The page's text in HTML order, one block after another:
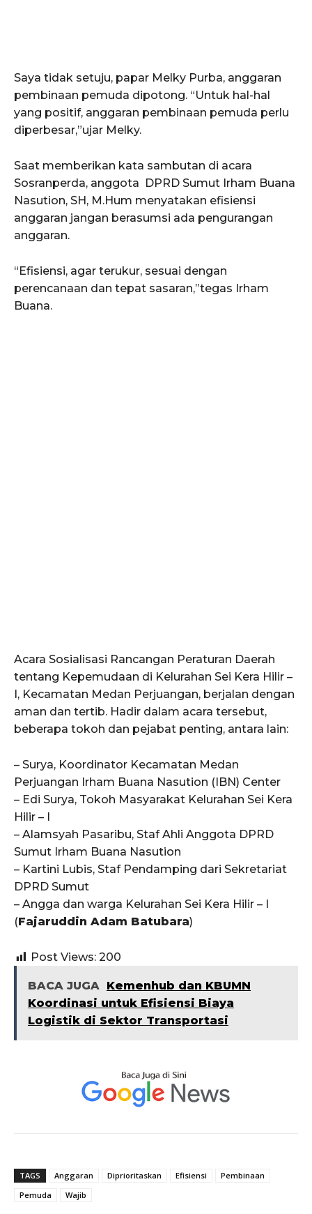
Saya tidak setuju, papar Melky Purba, anggaran
pembinaan pemuda dipotong. “Untuk hal-hal
yang positif, anggaran pembinaan pemuda perlu
diperbesar,”ujar Melky.
Saat memberikan kata sambutan di acara
Sosranperda, anggota DPRD Sumut Irham Buana
Nasution, SH, M.Hum menyatakan efisiensi
anggaran jangan berasumsi ada pengurangan
anggaran.
“Efisiensi, agar terukur, sesuai dengan
perencanaan dan tepat sasaran,”tegas Irham
Buana.
Acara Sosialisasi Rancangan Peraturan Daerah
tentang Kepemudaan di Kelurahan Sei Kera Hilir –
I, Kecamatan Medan Perjuangan, berjalan dengan
aman dan tertib. Hadir dalam acara tersebut,
beberapa tokoh dan pejabat penting, antara lain:
– Surya, Koordinator Kecamatan Medan
Perjuangan Irham Buana Nasution (IBN) Center
– Edi Surya, Tokoh Masyarakat Kelurahan Sei Kera
Hilir – I
– Alamsyah Pasaribu, Staf Ahli Anggota DPRD
Sumut Irham Buana Nasution
– Kartini Lubis, Staf Pendamping dari Sekretariat
DPRD Sumut
– Angga dan warga Kelurahan Sei Kera Hilir – I
(Fajaruddin Adam Batubara)
Post Views: 200
BACA JUGA Kemenhub dan KBUMN
Koordinasi untuk Efisiensi Biaya
Logistik di Sektor Transportasi
TAGS Anggaran Diprioritaskan Efisiensi
Pembinaan
Pemuda
Wajib